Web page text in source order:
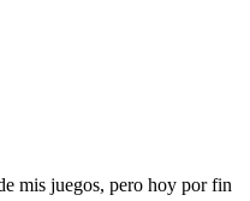
mis juegos, pero hoy por fin